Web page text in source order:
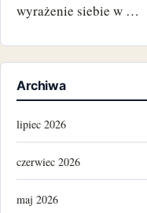
wyrażenie siebie w …
Archiwa
lipiec 2026
czerwiec 2026
maj 2026